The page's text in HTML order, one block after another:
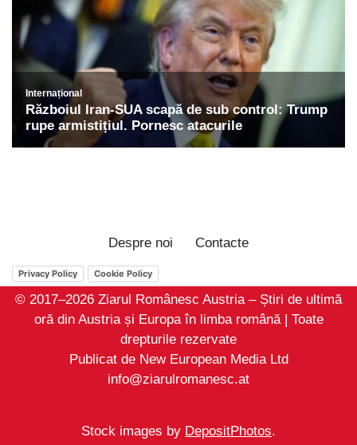
Despre noi Contacte
Privacy Policy Cookie Policy
© 2017–2026 Ziarul Românesc Austria – Știri de ultimă
oră din Austria și Europa în limba română | Toate
drepturile rezervate
Publicat de New European Media Ltd
info@ziarulromanesc.at
Stock images by DepositPhotos.